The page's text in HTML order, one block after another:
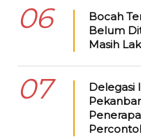
06
Bocah
Belum
Masih
07
Delegasi